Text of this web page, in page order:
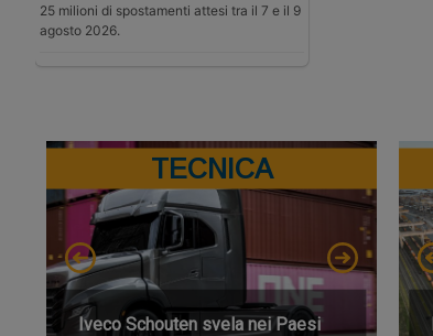
25 milioni di spostamenti attesi tra il 7 e il 9
agosto 2026.
TECNICA
Iveco Schouten svela nei Paesi